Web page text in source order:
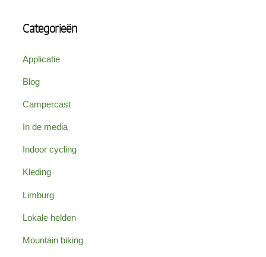
Categorieën
Applicatie
Blog
Campercast
In de media
Indoor cycling
Kleding
Limburg
Lokale helden
Mountain biking